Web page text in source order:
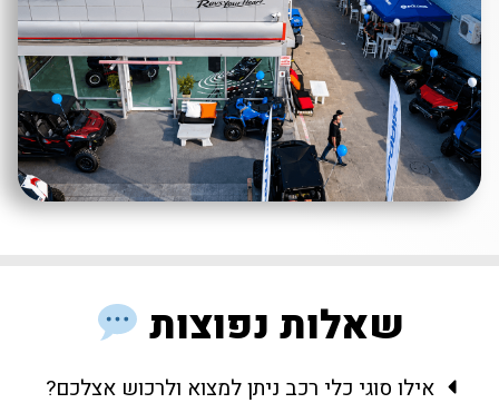
שאלות נפוצות
אילו סוגי כלי רכב ניתן למצוא ולרכוש אצלכם?